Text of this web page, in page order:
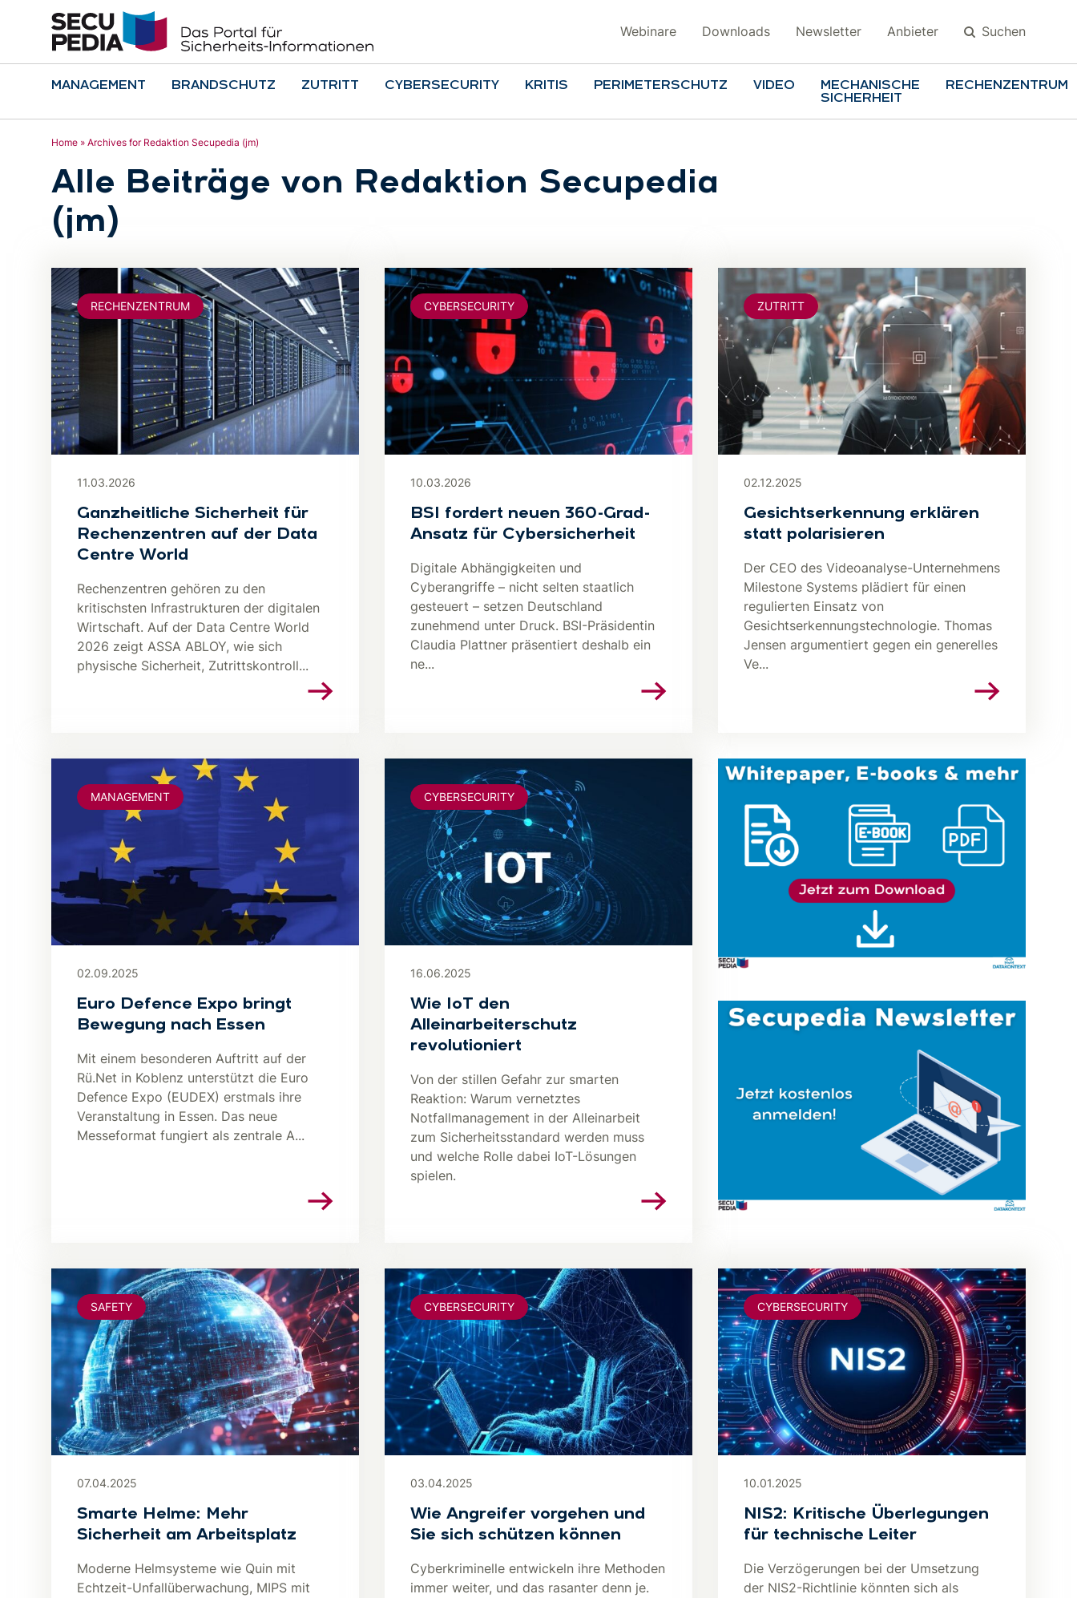
Webinare Downloads Newsletter Anbieter Suchen
MANAGEMENT BRANDSCHUTZ ZUTRITT CYBERSECURITY KRITIS PERIMETERSCHUTZ VIDEO
MECHANISCHE
SICHERHEIT
RECHENZENTRUM
Home » Archives for Redaktion Secupedia (jm)
Alle Beiträge von Redaktion Secupedia
(jm)
11.03.2026
Ganzheitliche Sicherheit für
Rechenzentren auf der Data
Centre World
Rechenzentren gehören zu den
kritischsten Infrastrukturen der digitalen
Wirtschaft. Auf der Data Centre World
2026 zeigt ASSA ABLOY, wie sich
physische Sicherheit, Zutrittskontroll...
RECHENZENTRUM
10.03.2026
BSI fordert neuen 360-Grad-
Ansatz für Cybersicherheit
Digitale Abhängigkeiten und
Cyberangriffe – nicht selten staatlich
gesteuert – setzen Deutschland
zunehmend unter Druck. BSI-Präsidentin
Claudia Plattner präsentiert deshalb ein
ne...
CYBERSECURITY
02.12.2025
Gesichtserkennung erklären
statt polarisieren
Der CEO des Videoanalyse-Unternehmens
Milestone Systems plädiert für einen
regulierten Einsatz von
Gesichtserkennungstechnologie. Thomas
Jensen argumentiert gegen ein generelles
Ve...
ZUTRITT
02.09.2025
Euro Defence Expo bringt
Bewegung nach Essen
Mit einem besonderen Auftritt auf der
Rü.Net in Koblenz unterstützt die Euro
Defence Expo (EUDEX) erstmals ihre
Veranstaltung in Essen. Das neue
Messeformat fungiert als zentrale A...
MANAGEMENT
16.06.2025
Wie IoT den
Alleinarbeiterschutz
revolutioniert
Von der stillen Gefahr zur smarten
Reaktion: Warum vernetztes
Notfallmanagement in der Alleinarbeit
zum Sicherheitsstandard werden muss
und welche Rolle dabei IoT-Lösungen
spielen.
CYBERSECURITY
07.04.2025
Smarte Helme: Mehr
Sicherheit am Arbeitsplatz
Moderne Helmsysteme wie Quin mit
Echtzeit-Unfallüberwachung, MIPS mit
SAFETY
03.04.2025
Wie Angreifer vorgehen und
Sie sich schützen können
Cyberkriminelle entwickeln ihre Methoden
immer weiter, und das rasanter denn je.
CYBERSECURITY
10.01.2025
NIS2: Kritische Überlegungen
für technische Leiter
Die Verzögerungen bei der Umsetzung
der NIS2-Richtlinie könnten sich als
CYBERSECURITY